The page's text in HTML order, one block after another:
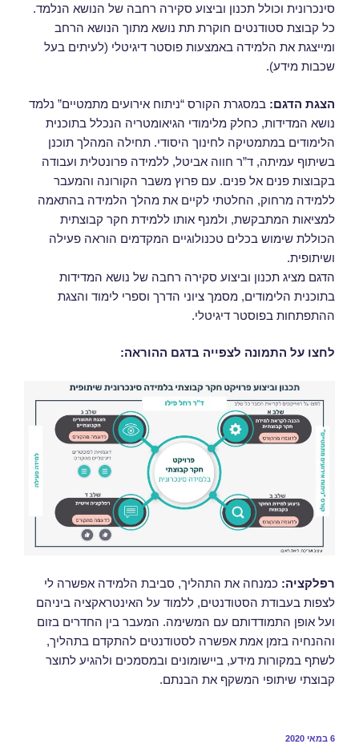
סינכרונית וכולל תכנון וביצוע סקירה רחבה של הנושא הנלמד.
כל קבוצת סטודנטים חוקרת תת נושא מתוך הנושא הרחב
ומייצגת את הלמידה באמצעות פוסטר דיגיטלי (לעיתים בעל
שכבות מידע).
הצגת הדגם: במסגרת הקורס “ניתוח אירועים מתמטיים” נלמד
נושא המדידות, כחלק מלימודי הגיאומטריה הנכלל בתוכנית
הלימודים במתמטיקה לחינוך היסודי. תחילה המהלך תוכנן
בשיתוף עמיתה, ד”ר חווה אביטל, ללמידה פרונטלית ועבודה
בקבוצות פנים אל פנים. עם פרוץ משבר הקורונה והמעבר
ללמידה מרחוק, החלטתי לקיים את מהלך הלמידה בהתאמה
למציאות המתבקשת, ולמנף אותו ללמידת חקר קבוצתית
הכוללת שימוש בכלים טכנולוגיים המקדמים הוראה פעילה
ושיתופית.
הדגם מציג תכנון וביצוע סקירה רחבה של נושא המדידות
בתוכנית הלימודים, מסמך ציוני הדרך וספרי לימוד והצגת
ההתפתחות בפוסטר דיגיטלי.
לחצו על התמונה לצפייה בדגם ההוראה:
רפלקציה: כמנחה את התהליך, סביבת הלמידה אפשרה לי
לצפות בעבודת הסטודנטים, ללמוד על האינטראקציה ביניהם
ועל אופן התמודדותם עם המשימה. המעבר בין החדרים בזום
וההנחיה בזמן אמת אפשרה לסטודנטים להתקדם בתהליך,
לשתף במקורות מידע, ביישומונים ובמסמכים ולהגיע לתוצר
קבוצתי שיתופי המשקף את הבנתם.
6 במאי 2020